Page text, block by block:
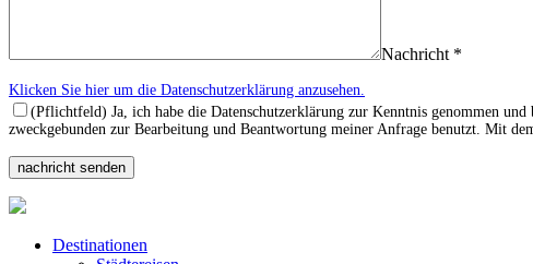
Nachricht *
Klicken Sie hier um die Datenschutzerklärung anzusehen.
(Pflichtfeld) Ja, ich habe die Datenschutzerklärung zur Kenntnis genommen
zweckgebunden zur Bearbeitung und Beantwortung meiner Anfrage benutzt. Mit
Destinationen